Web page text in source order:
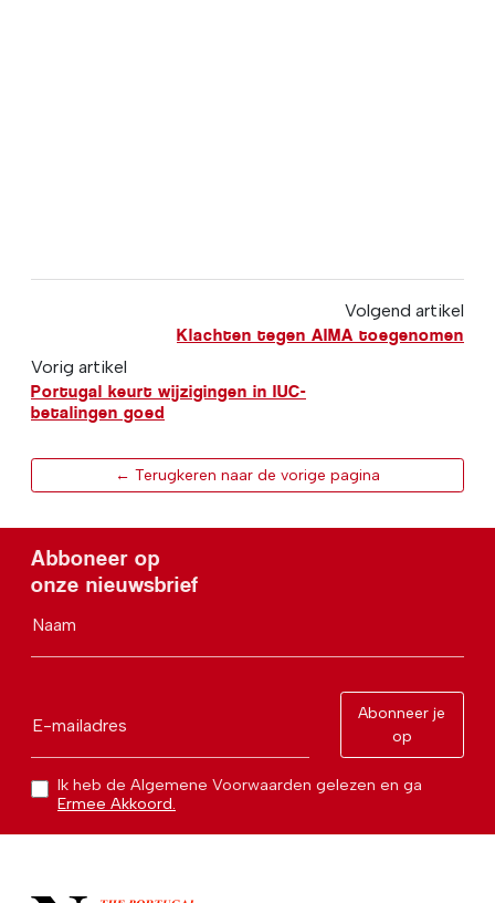
Volgend artikel
Klachten tegen AIMA toegenomen
Vorig artikel
Portugal keurt wijzigingen in IUC-
betalingen goed
← Terugkeren naar de vorige pagina
Abboneer op
onze nieuwsbrief
Naam
E-mailadres
Abonneer je
op
Ik heb de Algemene Voorwaarden gelezen en ga
Ermee Akkoord.